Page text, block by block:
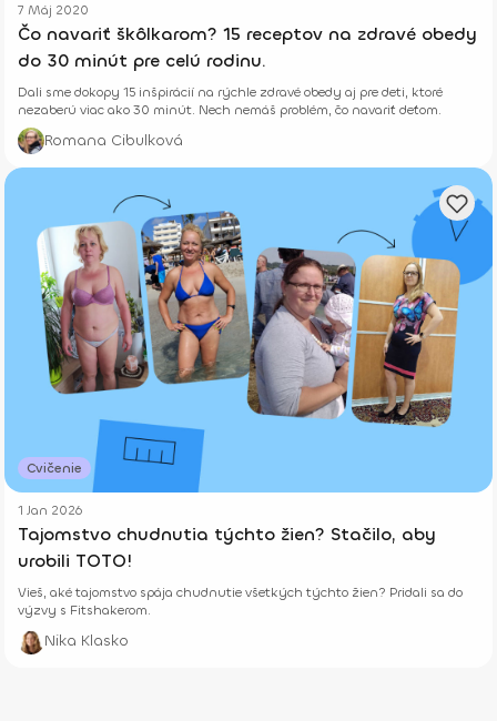
7 Máj 2020
Čo navariť škôlkarom? 15 receptov na zdravé obedy
do 30 minút pre celú rodinu.
Dali sme dokopy 15 inšpirácií na rýchle zdravé obedy aj pre deti, ktoré
nezaberú viac ako 30 minút. Nech nemáš problém, čo navariť deťom.
Romana Cibulková
Cvičenie
1 Jan 2026
Tajomstvo chudnutia týchto žien? Stačilo, aby
urobili TOTO!
Vieš, aké tajomstvo spája chudnutie všetkých týchto žien? Pridali sa do
výzvy s Fitshakerom.
Nika Klasko